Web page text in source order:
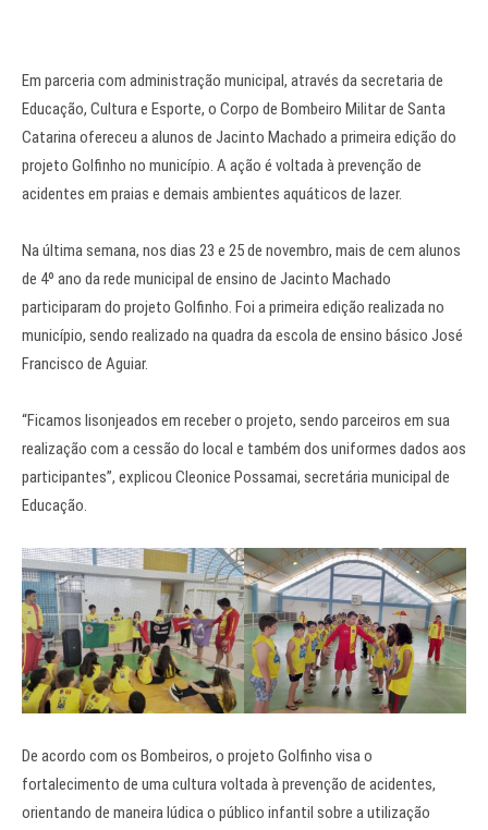
Em parceria com administração municipal, através da secretaria de
Educação, Cultura e Esporte, o Corpo de Bombeiro Militar de Santa
Catarina ofereceu a alunos de Jacinto Machado a primeira edição do
projeto Golfinho no município. A ação é voltada à prevenção de
acidentes em praias e demais ambientes aquáticos de lazer.
Na última semana, nos dias 23 e 25 de novembro, mais de cem alunos
de 4º ano da rede municipal de ensino de Jacinto Machado
participaram do projeto Golfinho. Foi a primeira edição realizada no
município, sendo realizado na quadra da escola de ensino básico José
Francisco de Aguiar.
“Ficamos lisonjeados em receber o projeto, sendo parceiros em sua
realização com a cessão do local e também dos uniformes dados aos
participantes”, explicou Cleonice Possamai, secretária municipal de
Educação.
De acordo com os Bombeiros, o projeto Golfinho visa o
fortalecimento de uma cultura voltada à prevenção de acidentes,
orientando de maneira lúdica o público infantil sobre a utilização